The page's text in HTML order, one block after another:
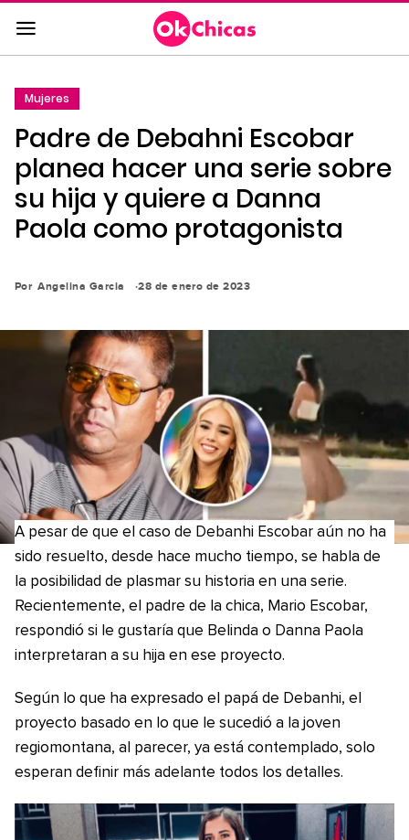
Saltar
al
contenido
a
la
navegación
principal
Mujeres
Padre de Debahni Escobar
planea hacer una serie sobre
su hija y quiere a Danna
Paola como protagonista
Por Angelina Garcia 28 de enero de 2023
A pesar de que el caso de Debanhi Escobar aún no ha
sido resuelto, desde hace mucho tiempo, se habla de
la posibilidad de plasmar su historia en una serie.
Recientemente, el padre de la chica, Mario Escobar,
respondió si le gustaría que Belinda o Danna Paola
interpretaran a su hija en ese proyecto.
Según lo que ha expresado el papá de Debanhi, el
proyecto basado en lo que le sucedió a la joven
regiomontana, al parecer, ya está contemplado, solo
esperan definir más adelante todos los detalles.